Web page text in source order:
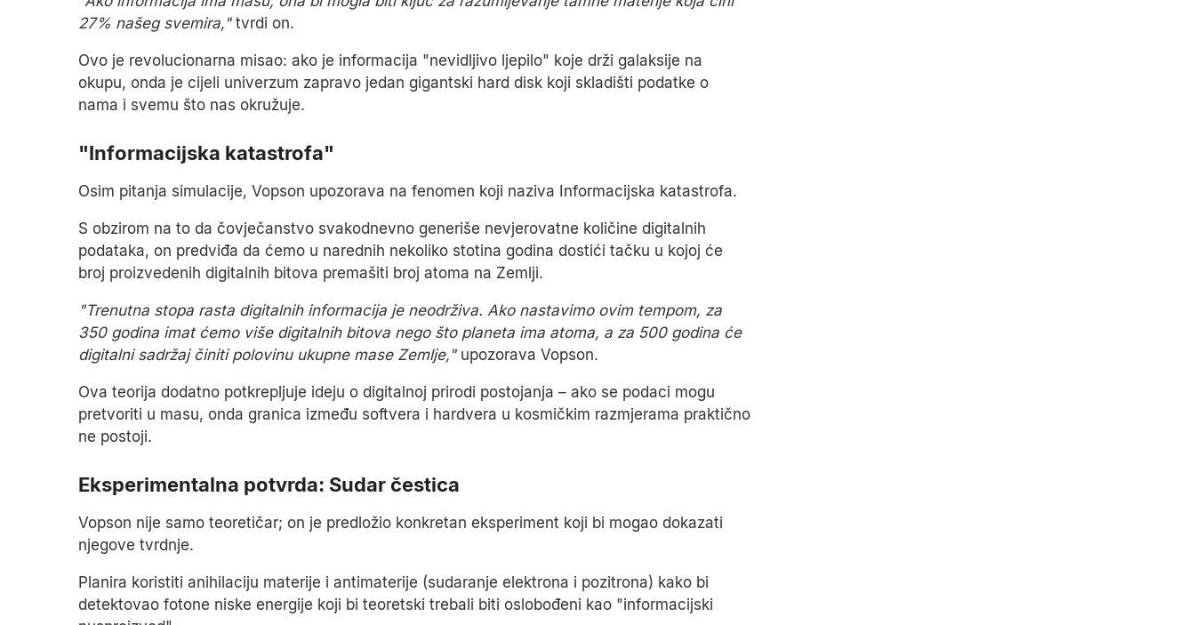
27% našeg svemira,"tvrdi on.
Ovo je revolucionarna misao: ako je informacija "nevidljivo ljepilo" koje drži galaksije na
okupu, onda je cijeli univerzum zapravo jedan gigantski hard disk koji skladišti podatke o
nama i svemu što nas okružuje.
"Informacijska katastrofa"
Osim pitanja simulacije, Vopson upozorava na fenomen koji naziva Informacijska katastrofa.
S obzirom na to da čovječanstvo svakodnevno generiše nevjerovatne količine digitalnih
podataka, on predviđa da ćemo u narednih nekoliko stotina godina dostići tačku u kojoj će
broj proizvedenih digitalnih bitova premašiti broj atoma na Zemlji.
"Trenutna stopa rasta digitalnih informacija je neodrživa. Ako nastavimo ovim tempom, za
350 godina imat ćemo više digitalnih bitova nego što planeta ima atoma, a za 500 godina će
digitalni sadržaj činiti polovinu ukupne mase Zemlje,"upozorava Vopson.
Ova teorija dodatno potkrepljuje ideju o digitalnoj prirodi postojanja – ako se podaci mogu
pretvoriti u masu, onda granica između softvera i hardvera u kosmičkim razmjerama praktično
ne postoji.
Eksperimentalna potvrda: Sudar čestica
Vopson nije samo teoretičar; on je predložio konkretan eksperiment koji bi mogao dokazati
njegove tvrdnje.
Planira koristiti anihilaciju materije i antimaterije (sudaranje elektrona i pozitrona) kako bi
detektovao fotone niske energije koji bi teoretski trebali biti oslobođeni kao "informacijski